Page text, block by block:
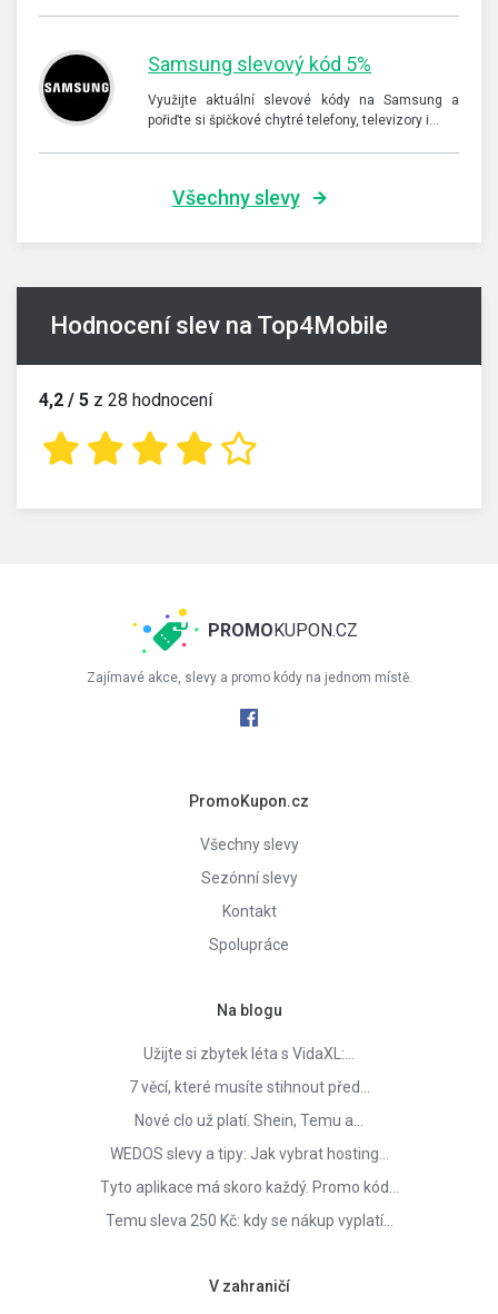
Samsung slevový kód 5%
Využijte aktuální slevové kódy na Samsung a
pořiďte si špičkové chytré telefony, televizory i…
Všechny slevy
Hodnocení slev na Top4Mobile
4,2 / 5 z 28 hodnocení
PROMO KUPON.CZ
Zajímavé akce, slevy a promo kódy na jednom místě.
PromoKupon.cz
Všechny slevy
Sezónní slevy
Kontakt
Spolupráce
Na blogu
Užijte si zbytek léta s VidaXL:…
7 věcí, které musíte stihnout před…
Nové clo už platí. Shein, Temu a…
WEDOS slevy a tipy: Jak vybrat hosting…
Tyto aplikace má skoro každý. Promo kód…
Temu sleva 250 Kč: kdy se nákup vyplatí…
V zahraničí